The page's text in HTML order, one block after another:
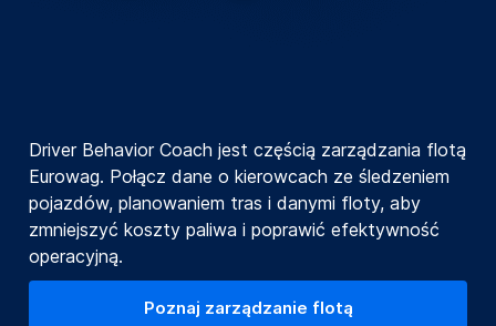
Driver Behavior Coach jest częścią zarządzania flotą
Eurowag. Połącz dane o kierowcach ze śledzeniem
pojazdów, planowaniem tras i danymi floty, aby
zmniejszyć koszty paliwa i poprawić efektywność
operacyjną.
Poznaj zarządzanie flotą